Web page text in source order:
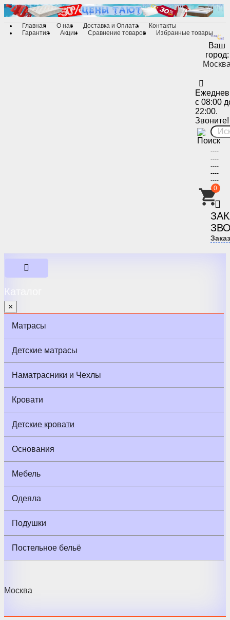
Главная О нас Доставка и Оплата
Контакты
Гарантия
Акции Сравнение товаров Избранные товары
Ваш
город:
с 08:00
22:00.
Звоните!
----
----
----
----
----
----
0
Каталог
×
Матрасы
Детские матрасы
Наматрасники и Чехлы
Кровати
Детские кровати
Основания
Мебель
Одеяла
Подушки
Постельное бельё
Москва